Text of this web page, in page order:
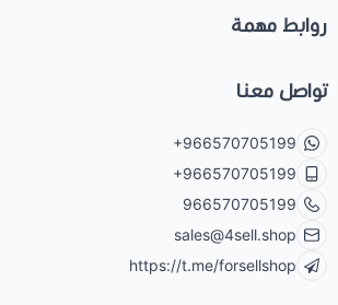
روابط مهمة
تواصل معنا
+966570705199
+966570705199
966570705199
sales@4sell.shop
https://t.me/forsellshop